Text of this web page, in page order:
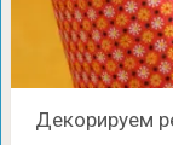
Декорируем